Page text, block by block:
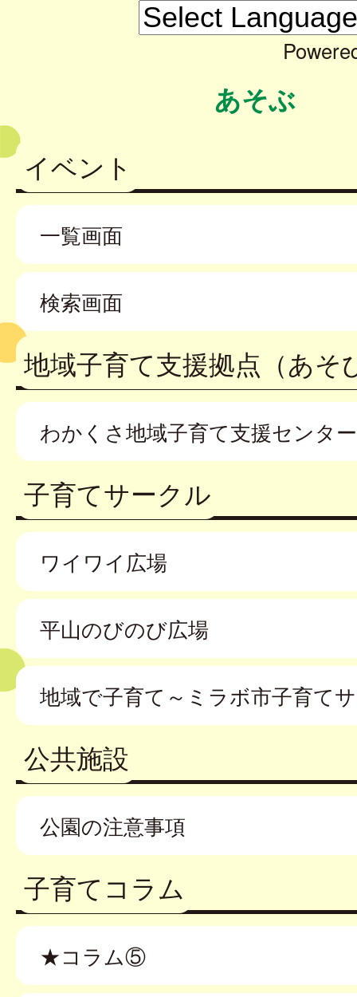
あそぶ
イベント
一覧画面
検索画面
地域子育て支援拠点（あそ
わかくさ地域子育て支援センター
子育てサークル
ワイワイ広場
平山のびのび広場
地域で子育て～ミラボ市子育て
公共施設
公園の注意事項
子育てコラム
★コラム⑤